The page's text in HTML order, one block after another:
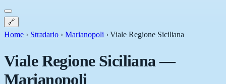
🔗
Home › Stradario › Marianopoli ›Viale Regione Siciliana
Viale Regione Siciliana—
Marianopoli